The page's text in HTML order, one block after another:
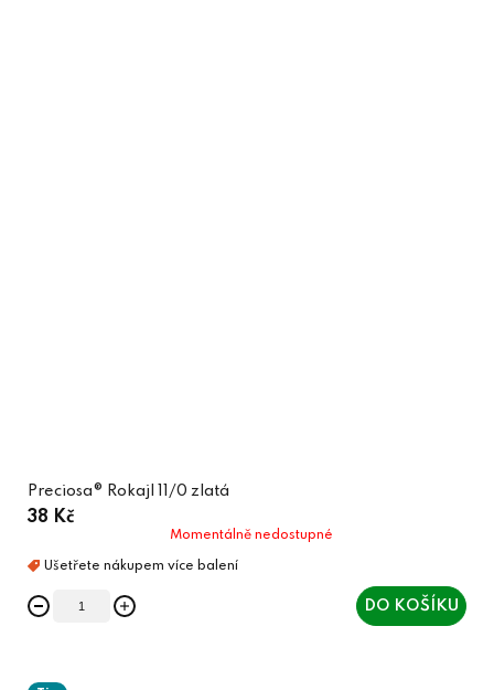
Preciosa® Rokajl 11/0 zlatá
38 Kč
Momentálně nedostupné
DO KOŠÍKU